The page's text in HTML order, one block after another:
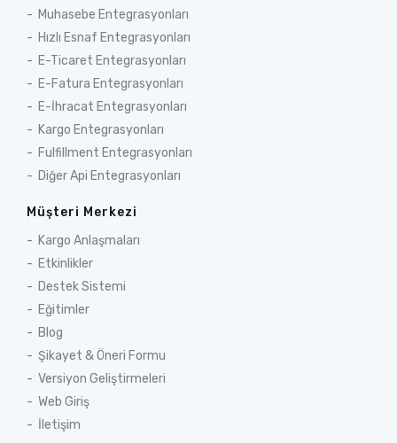
Muhasebe Entegrasyonları
Hızlı Esnaf Entegrasyonları
E-Ticaret Entegrasyonları
E-Fatura Entegrasyonları
E-İhracat Entegrasyonları
Kargo Entegrasyonları
Fulfillment Entegrasyonları
Diğer Api Entegrasyonları
Müşteri Merkezi
Kargo Anlaşmaları
Etkinlikler
Destek Sistemi
Eğitimler
Blog
Şikayet & Öneri Formu
Versiyon Geliştirmeleri
Web Giriş
İletişim